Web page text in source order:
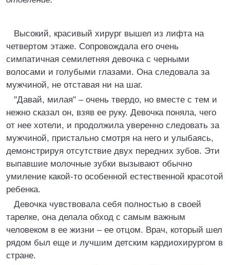
Высокий, красивый хирург вышел из лифта на
четвертом этаже. Сопровождала его очень
симпатичная семилетняя девочка с черными
волосами и голубыми глазами. Она следовала за
мужчиной, не отставая ни на шаг.
"Давай, милая" – очень твердо, но вместе с тем и
нежно сказал он, взяв ее руку. Девочка поняла, чего
от нее хотели, и продолжила уверенно следовать за
мужчиной, пристально смотря на него и улыбаясь,
демонстрируя отсутствие двух передних зубов. Эти
выпавшие молочные зубки вызывают обычно
умиление какой-то особенной естественной красотой
ребенка.
Девочка чувствовала себя полностью в своей
тарелке, она делала обход с самым важным
человеком в ее жизни – ее отцом. Врач, который шел
рядом был еще и лучшим детским кардиохирургом в
стране.